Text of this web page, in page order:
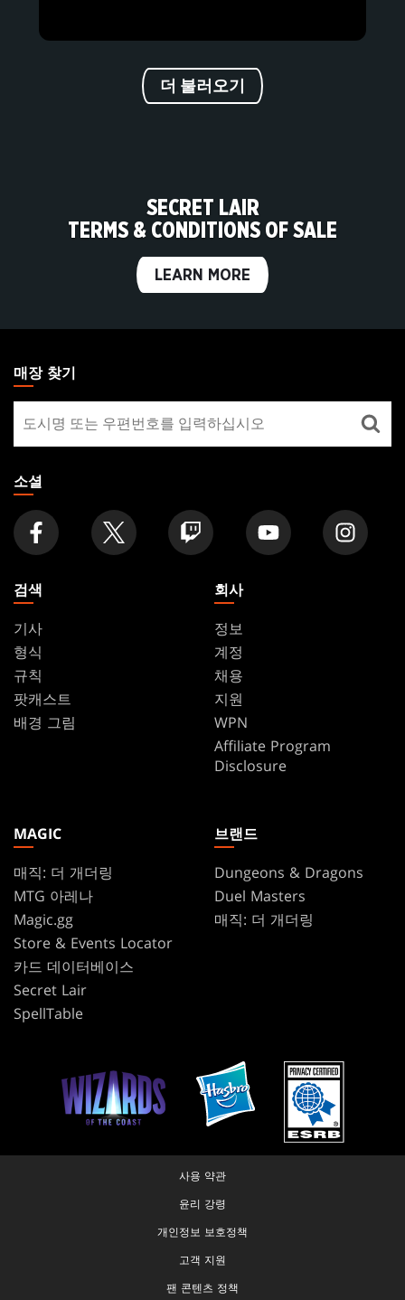
더 불러오기
SECRET LAIR
TERMS & CONDITIONS OF SALE
LEARN MORE
THE
GATHERING
FOOTER
매장 찾기
장
찾
기
소셜
검색
기사
형식
규칙
팟캐스트
배경 그림
회사
정보
계정
채용
지원
WPN
Affiliate Program
Disclosure
MAGIC
매직: 더 개더링
MTG 아레나
Magic.gg
Store & Events Locator
카드 데이터베이스
Secret Lair
SpellTable
브랜드
Dungeons & Dragons
Duel Masters
매직: 더 개더링
사용 약관
윤리 강령
개인정보 보호정책
고객 지원
팬 콘텐츠 정책